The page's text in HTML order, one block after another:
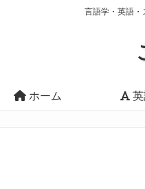
言語学・英語・
ホーム